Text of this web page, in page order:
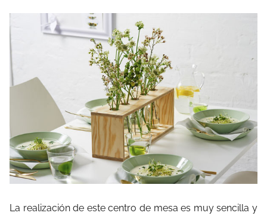
La realización de este centro de mesa es muy sencilla y